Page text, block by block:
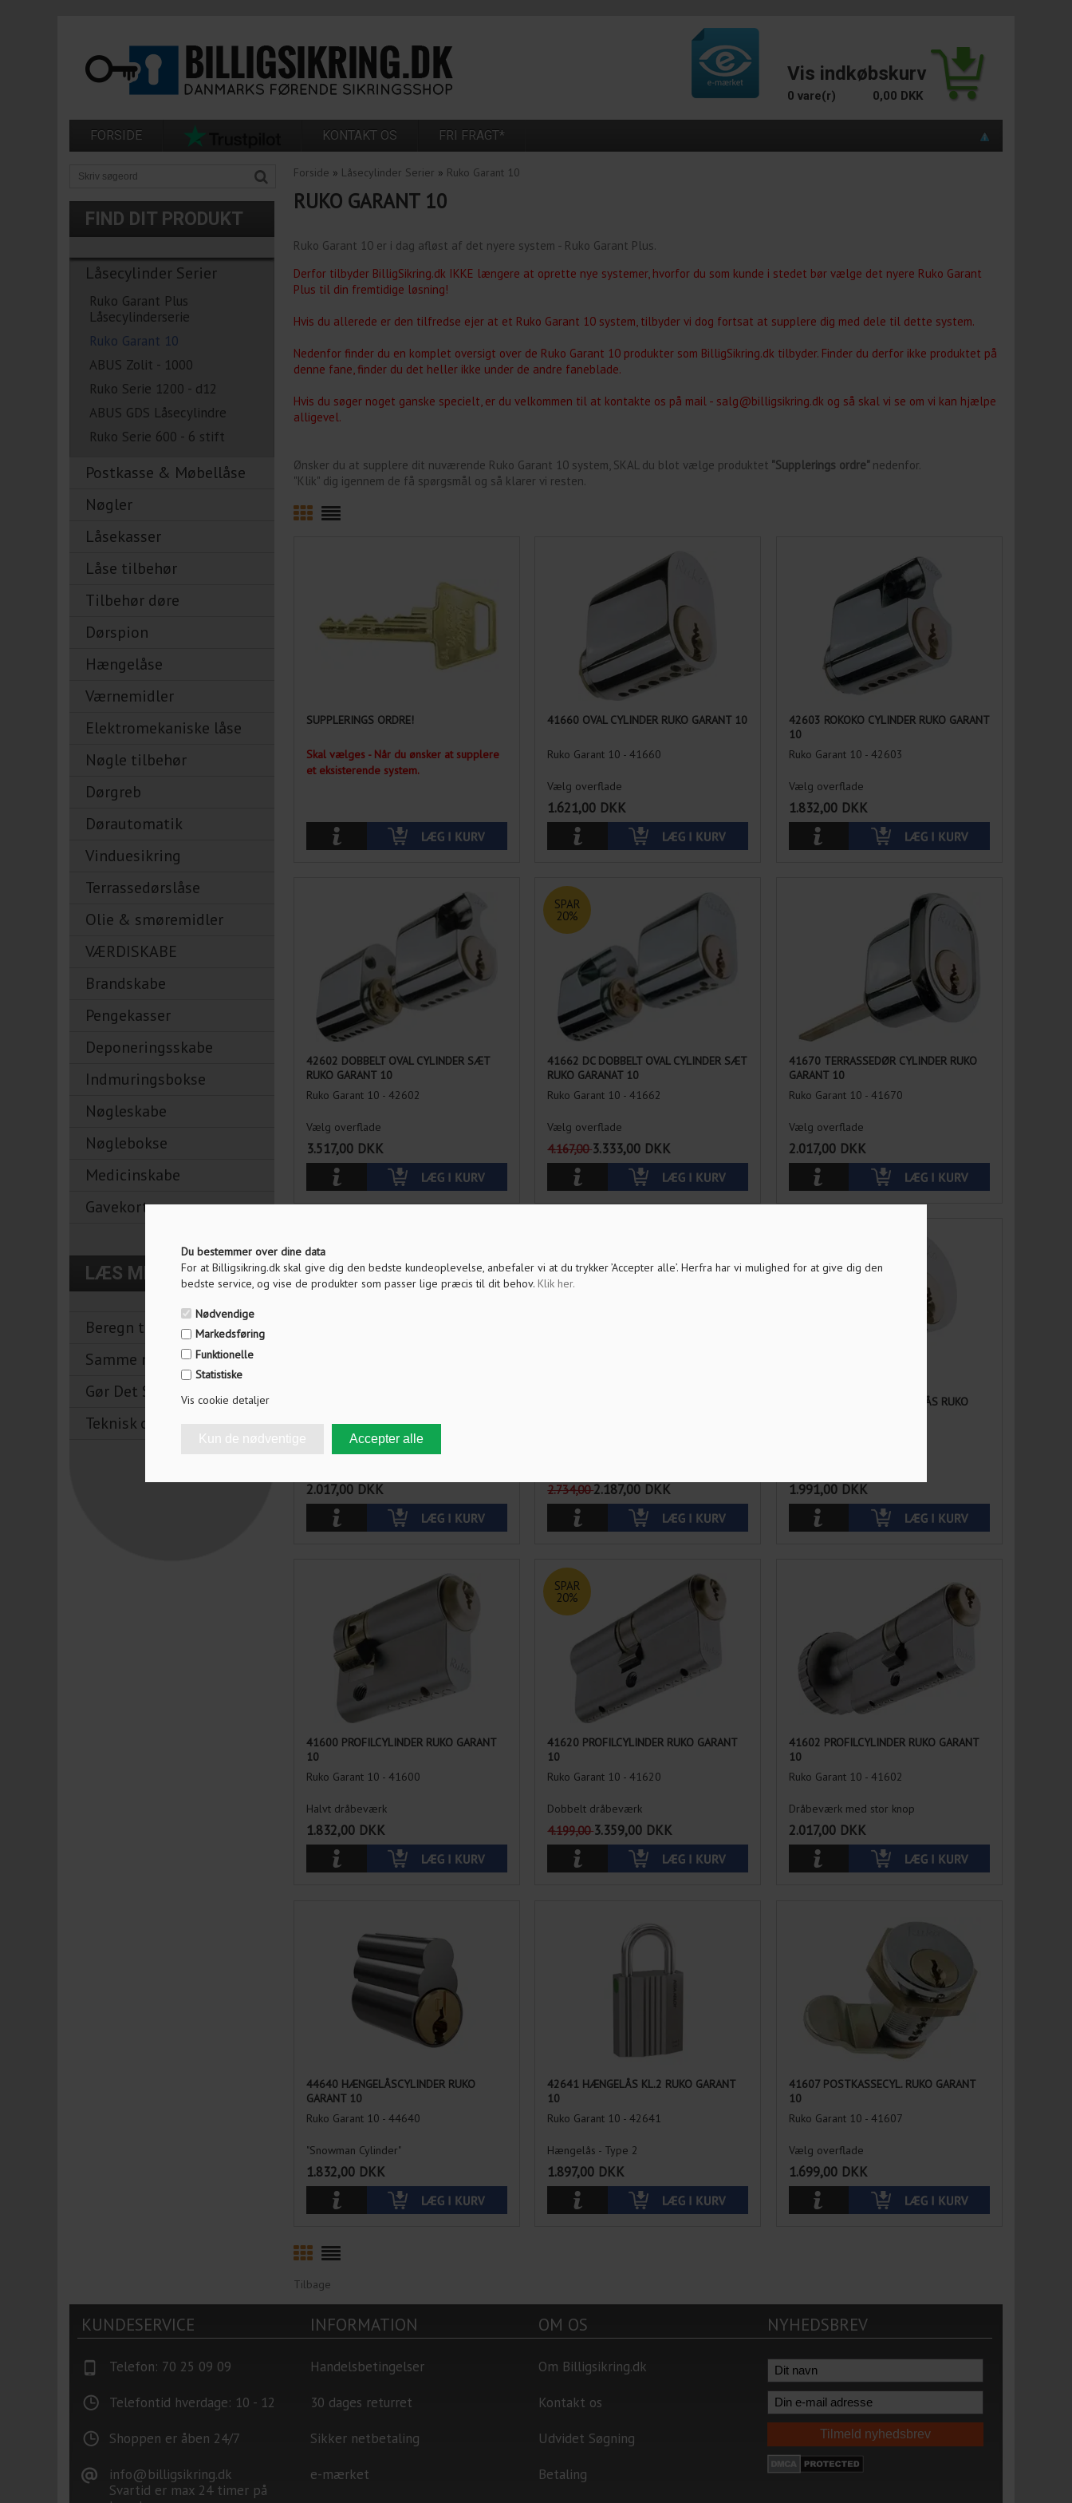
Du bestemmer over dine data
For at Billigsikring.dk skal give dig den bedste kundeoplevelse, anbefaler vi at du trykker ’Accepter alle’. Herfra har vi mulighed for at give dig den
bedste service, og vise de produkter som passer lige præcis til dit behov. Klik her.
Nødvendige
Markedsføring
Funktionelle
Statistiske
Vis cookie detaljer
Vis indkøbskurv
0 vare(r) 0,00 DKK
FORSIDE KONTAKT OS FRI FRAGT*
FIND DIT PRODUKT
Låsecylinder Serier
Ruko Garant Plus
Låsecylinderserie
Ruko Garant 10
ABUS Zolit - 1000
Ruko Serie 1200 - d12
ABUS GDS Låsecylindre
Ruko Serie 600 - 6 stift
Postkasse & Møbellåse
Nøgler
Låsekasser
Låse tilbehør
Tilbehør døre
Dørspion
Hængelåse
Værnemidler
Elektromekaniske låse
Nøgle tilbehør
Dørgreb
Dørautomatik
Vinduesikring
Terrassedørslåse
Olie & smøremidler
VÆRDISKABE
Brandskabe
Pengekasser
Deponeringsskabe
Indmuringsbokse
Nøgleskabe
Nøglebokse
Medicinskabe
Gavekort
LÆS MERE OM
Beregn tilbehør til låse
Samme nøgle til alle låse
Gør Det Selv
Teknisk ordbog
Forside » Låsecylinder Serier » Ruko Garant 10
RUKO GARANT 10
Ruko Garant 10 er i dag afløst af det nyere system - Ruko Garant Plus.
Derfor tilbyder BilligSikring.dk IKKE længere at oprette nye systemer, hvorfor du som kunde i stedet bør vælge det nyere Ruko Garant
Plus til din fremtidige løsning!
Hvis du allerede er den tilfredse ejer at et Ruko Garant 10 system, tilbyder vi dog fortsat at supplere dig med dele til dette system.
Nedenfor finder du en komplet oversigt over de Ruko Garant 10 produkter som BilligSikring.dk tilbyder. Finder du derfor ikke produktet på
denne fane, finder du det heller ikke under de andre faneblade.
Hvis du søger noget ganske specielt, er du velkommen til at kontakte os på mail - salg@billigsikring.dk og så skal vi se om vi kan hjælpe
alligevel.
Ønsker du at supplere dit nuværende Ruko Garant 10 system, SKAL du blot vælge produktet "Supplerings ordre" nedenfor.
"Klik" dig igennem de få spørgsmål og så klarer vi resten.
SUPPLERINGS ORDRE!
Skal vælges - Når du ønsker at supplere
et eksisterende system.
41660 OVAL CYLINDER RUKO GARANT 10
Ruko Garant 10 - 41660
Vælg overflade
1.621,00 DKK
42603 ROKOKO CYLINDER RUKO GARANT
10
Ruko Garant 10 - 42603
Vælg overflade
1.832,00 DKK
42602 DOBBELT OVAL CYLINDER SÆT
RUKO GARANT 10
Ruko Garant 10 - 42602
Vælg overflade
3.517,00 DKK
SPAR
20%
41662 DC DOBBELT OVAL CYLINDER SÆT
RUKO GARANAT 10
Ruko Garant 10 - 41662
Vælg overflade
4.167,003.333,00 DKK
41670 TERRASSEDØR CYLINDER RUKO
GARANT 10
Ruko Garant 10 - 41670
Vælg overflade
2.017,00 DKK
Ruko Garant 10 - 42601
2.017,00 DKK 2.734,002.187,00 DKK
42608 RUND GITTERPORTLÅS RUKO
1.991,00 DKK
41600 PROFILCYLINDER RUKO GARANT
10
Ruko Garant 10 - 41600
Halvt dråbeværk
1.832,00 DKK
SPAR
20%
41620 PROFILCYLINDER RUKO GARANT
10
Ruko Garant 10 - 41620
Dobbelt dråbeværk
4.199,003.359,00 DKK
41602 PROFILCYLINDER RUKO GARANT
10
Ruko Garant 10 - 41602
Dråbeværk med stor knop
2.017,00 DKK
44640 HÆNGELÅSCYLINDER RUKO
GARANT 10
Ruko Garant 10 - 44640
"Snowman Cylinder"
1.832,00 DKK
42641 HÆNGELÅS KL.2 RUKO GARANT
10
Ruko Garant 10 - 42641
Hængelås - Type 2
1.897,00 DKK
41607 POSTKASSECYL. RUKO GARANT
10
Ruko Garant 10 - 41607
Vælg overflade
1.699,00 DKK
Tilbage
KUNDESERVICE
Telefon: 70 25 09 09
Telefontid hverdage: 10 - 12
Shoppen er åben 24/7
info@billigsikring.dk
Svartid er max 24 timer på
INFORMATION
Handelsbetingelser
30 dages returret
Sikker netbetaling
e-mærket
OM OS
Om Billigsikring.dk
Kontakt os
Udvidet Søgning
Betaling
NYHEDSBREV